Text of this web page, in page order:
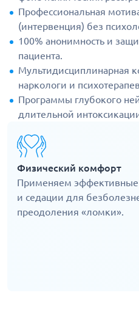
Профессиональная
(интервенция) без
100% анонимность и
пациента.
Мультидисциплинарная
наркологи и
Программы глубокого
длительной
Физический комфорт
Применяем эффективные
и седации для
преодоления «ломки».